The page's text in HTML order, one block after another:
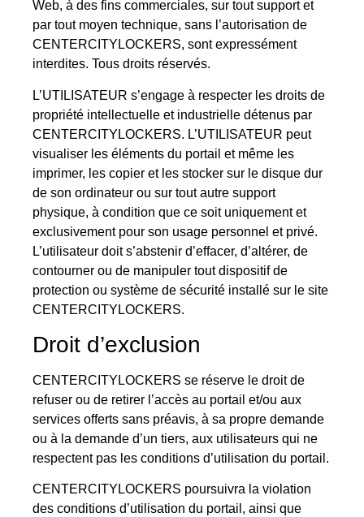
Web, à des fins commerciales, sur tout support et
par tout moyen technique, sans l’autorisation de
CENTERCITYLOCKERS, sont expressément
interdites. Tous droits réservés.
L’UTILISATEUR s’engage à respecter les droits de
propriété intellectuelle et industrielle détenus par
CENTERCITYLOCKERS. L’UTILISATEUR peut
visualiser les éléments du portail et même les
imprimer, les copier et les stocker sur le disque dur
de son ordinateur ou sur tout autre support
physique, à condition que ce soit uniquement et
exclusivement pour son usage personnel et privé.
L’utilisateur doit s’abstenir d’effacer, d’altérer, de
contourner ou de manipuler tout dispositif de
protection ou système de sécurité installé sur le site
CENTERCITYLOCKERS.
Droit d’exclusion
CENTERCITYLOCKERS se réserve le droit de
refuser ou de retirer l’accès au portail et/ou aux
services offerts sans préavis, à sa propre demande
ou à la demande d’un tiers, aux utilisateurs qui ne
respectent pas les conditions d’utilisation du portail.
CENTERCITYLOCKERS poursuivra la violation
des conditions d’utilisation du portail, ainsi que